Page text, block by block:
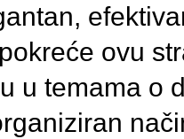
ovu
u temama o